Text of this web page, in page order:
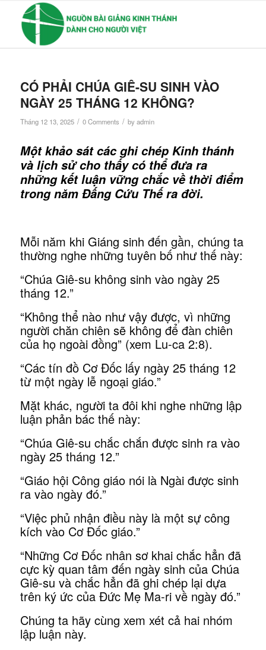
CÓ PHẢI CHÚA GIÊ-SU SINH VÀO
NGÀY 25 THÁNG 12 KHÔNG?
Tháng 12 13, 2025 / 0 Comments / byadmin
Một khảo sát các ghi chép Kinh thánh
và lịch sử cho thấy có thể đưa ra
những kết luận vững chắc về thời điểm
trong năm Đấng Cứu Thế ra đời.
Mỗi năm khi Giáng sinh đến gần, chúng ta
thường nghe những tuyên bố như thế này:
“Chúa Giê-su không sinh vào ngày 25
tháng 12.”
“Không thể nào như vậy được, vì những
người chăn chiên sẽ không để đàn chiên
của họ ngoài đồng” (xem Lu-ca 2:8).
“Các tín đồ Cơ Đốc lấy ngày 25 tháng 12
từ một ngày lễ ngoại giáo.”
Mặt khác, người ta đôi khi nghe những lập
luận phản bác thế này:
“Chúa Giê-su chắc chắn được sinh ra vào
ngày 25 tháng 12.”
“Giáo hội Công giáo nói là Ngài được sinh
ra vào ngày đó.”
“Việc phủ nhận điều này là một sự công
kích vào Cơ Đốc giáo.”
“Những Cơ Đốc nhân sơ khai chắc hẳn đã
cực kỳ quan tâm đến ngày sinh của Chúa
Giê-su và chắc hẳn đã ghi chép lại dựa
trên ký ức của Đức Mẹ Ma-ri về ngày đó.”
Chúng ta hãy cùng xem xét cả hai nhóm
lập luận này.